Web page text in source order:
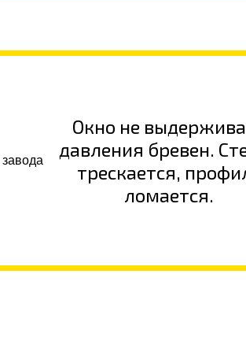
Окно не
давления бревен.
трескается,
ломается.